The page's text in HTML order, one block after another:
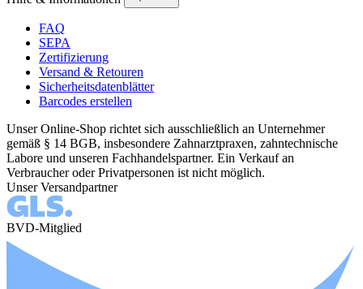
FAQ
SEPA
Zertifizierung
Versand & Retouren
Sicherheitsdatenblätter
Barcodes erstellen
Unser Online-Shop richtet sich ausschließlich an Unternehmer
gemäß § 14 BGB, insbesondere Zahnarztpraxen, zahntechnische
Labore und unseren Fachhandelspartner. Ein Verkauf an
Verbraucher oder Privatpersonen ist nicht möglich.
Unser Versandpartner
BVD-Mitglied